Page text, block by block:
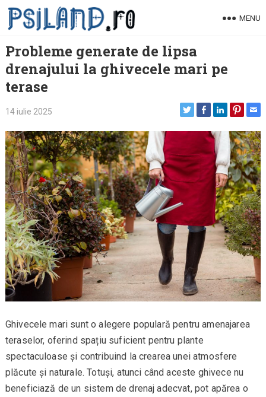
Skip
MENU
Probleme generate de lipsa
drenajului la ghivecele mari pe
terase
14 iulie 2025
Ghivecele mari sunt o alegere populară pentru amenajarea
teraselor, oferind spațiu suficient pentru plante
spectaculoase și contribuind la crearea unei atmosfere
plăcute și naturale. Totuși, atunci când aceste ghivece nu
beneficiază de un sistem de drenaj adecvat, pot apărea o